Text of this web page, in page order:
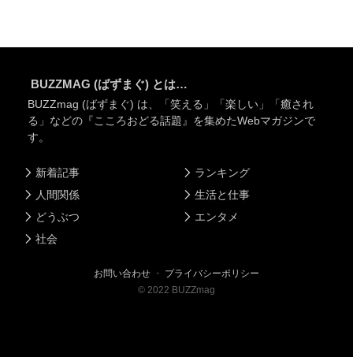
BUZZMAG (ばずまぐ) とは…
BUZZmag (ばずまぐ) は、「笑える」「楽しい」「癒され
る」などの『こころおどる話題』を集めたWebマガジンで
す。
新着記事
人間関係
どうぶつ
社会
ランキング
生活と仕事
エンタメ
お問い合わせ ・ プライバシーポリシー
© 2022 BUZZmag